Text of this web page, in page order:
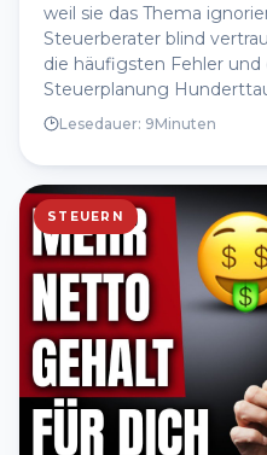
weil sie das Thema
Steuerberater blind
die häufigsten Fehler
Steuerplanung
Lesedauer: 9Minuten
STEUERN